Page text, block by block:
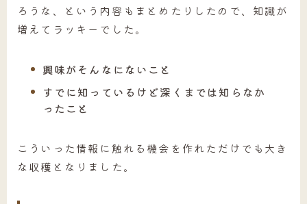
ろうな、という内容もまとめたりしたので、知識が
増えてラッキーでした。
興味がそんなにないこと
すでに知っているけど深くまでは知らなか
ったこと
こういった情報に触れる機会を作れただけでも大き
な収穫となりました。